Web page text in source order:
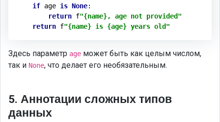
if age is None:
return f"{name}, age not provided"
return f"{name} is {age} years old"
Здесь параметр age может быть как целым числом,
так и None, что делает его необязательным.
5. Аннотации сложных типов
данных